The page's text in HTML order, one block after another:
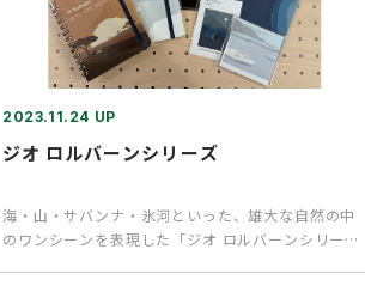
2023.11.24 UP
ジオ ロルバーンシリーズ
海・山・サバンナ・氷河といった、雄大な自然の中
のワンシーンを表現した「ジオ ロルバーンシリー